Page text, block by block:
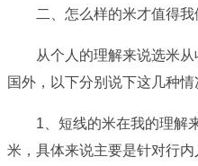
二、怎么样的米才值得我
从个人的理解来说选米从
国外，以下分别说下这几种情
1、短线的米在我的理解来
米，具体来说主要是针对行